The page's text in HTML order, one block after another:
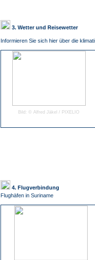
3. Wetter und Reisewetter
Informieren Sie sich hier über die
Bild: © Alfred Jäkel / PIXELIO
4. Flugverbindung
Flughäfen in Suriname